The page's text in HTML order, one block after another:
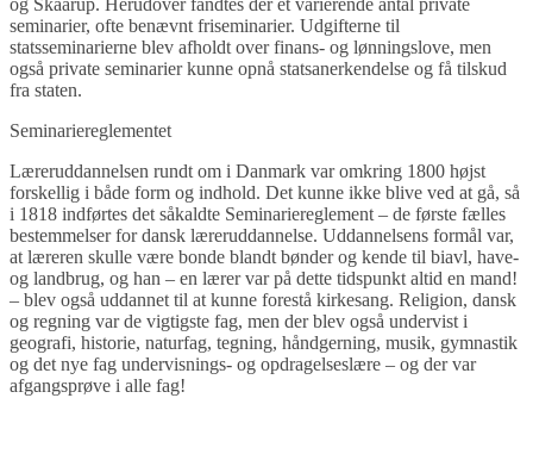
seminarier, ofte benævnt friseminarier. Udgifterne til
statsseminarierne blev afholdt over finans- og lønningslove, men
også private seminarier kunne opnå statsanerkendelse og få tilskud
fra staten.
Seminariereglementet
Læreruddannelsen rundt om i Danmark var omkring 1800 højst
forskellig i både form og indhold. Det kunne ikke blive ved at gå, så
i 1818 indførtes det såkaldte Seminariereglement – de første fælles
bestemmelser for dansk læreruddannelse. Uddannelsens formål var,
at læreren skulle være bonde blandt bønder og kende til biavl, have-
og landbrug, og han – en lærer var på dette tidspunkt altid en mand!
– blev også uddannet til at kunne forestå kirkesang. Religion, dansk
og regning var de vigtigste fag, men der blev også undervist i
geografi, historie, naturfag, tegning, håndgerning, musik, gymnastik
og det nye fag undervisnings- og opdragelseslære – og der var
afgangsprøve i alle fag!